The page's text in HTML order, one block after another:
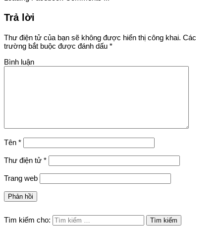
Trả lời
Thư điện tử của bạn sẽ không được hiển thị công khai. Các
trường bắt buộc được đánh dấu *
Bình luận
Tên *
Thư điện tử *
Trang web
Tìm kiếm cho: